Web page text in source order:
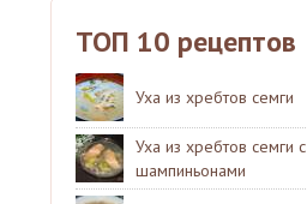
ТОП 10 рецептов
Уха из хребтов семги
Уха из хребтов семги с
шампиньонами